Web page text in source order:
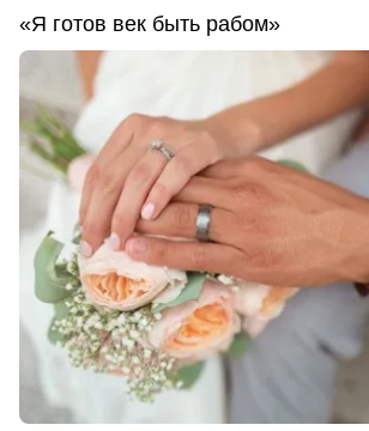
«Я готов век быть рабом»